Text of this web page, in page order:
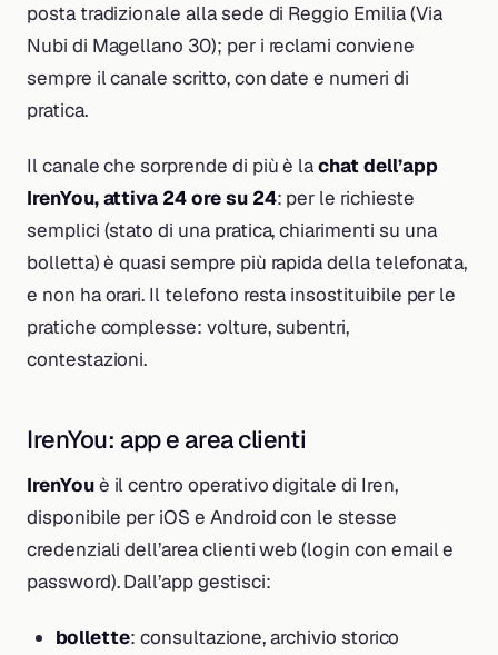
posta tradizionale alla sede di Reggio Emilia (Via
Nubi di Magellano 30); per i reclami conviene
sempre il canale scritto, con date e numeri di
pratica.
Il canale che sorprende di più è lachat dell’app
IrenYou, attiva 24 ore su 24: per le richieste
semplici (stato di una pratica, chiarimenti su una
bolletta) è quasi sempre più rapida della telefonata,
e non ha orari. Il telefono resta insostituibile per le
pratiche complesse: volture, subentri,
contestazioni.
IrenYou: app e area clienti
IrenYouè il centro operativo digitale di Iren,
disponibile per iOS e Android con le stesse
credenziali dell’area clienti web (login con email e
password). Dall’app gestisci:
bollette: consultazione, archivio storico